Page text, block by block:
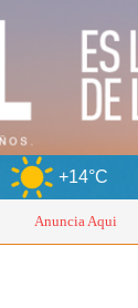
9 Ago
Anuncia Aqui